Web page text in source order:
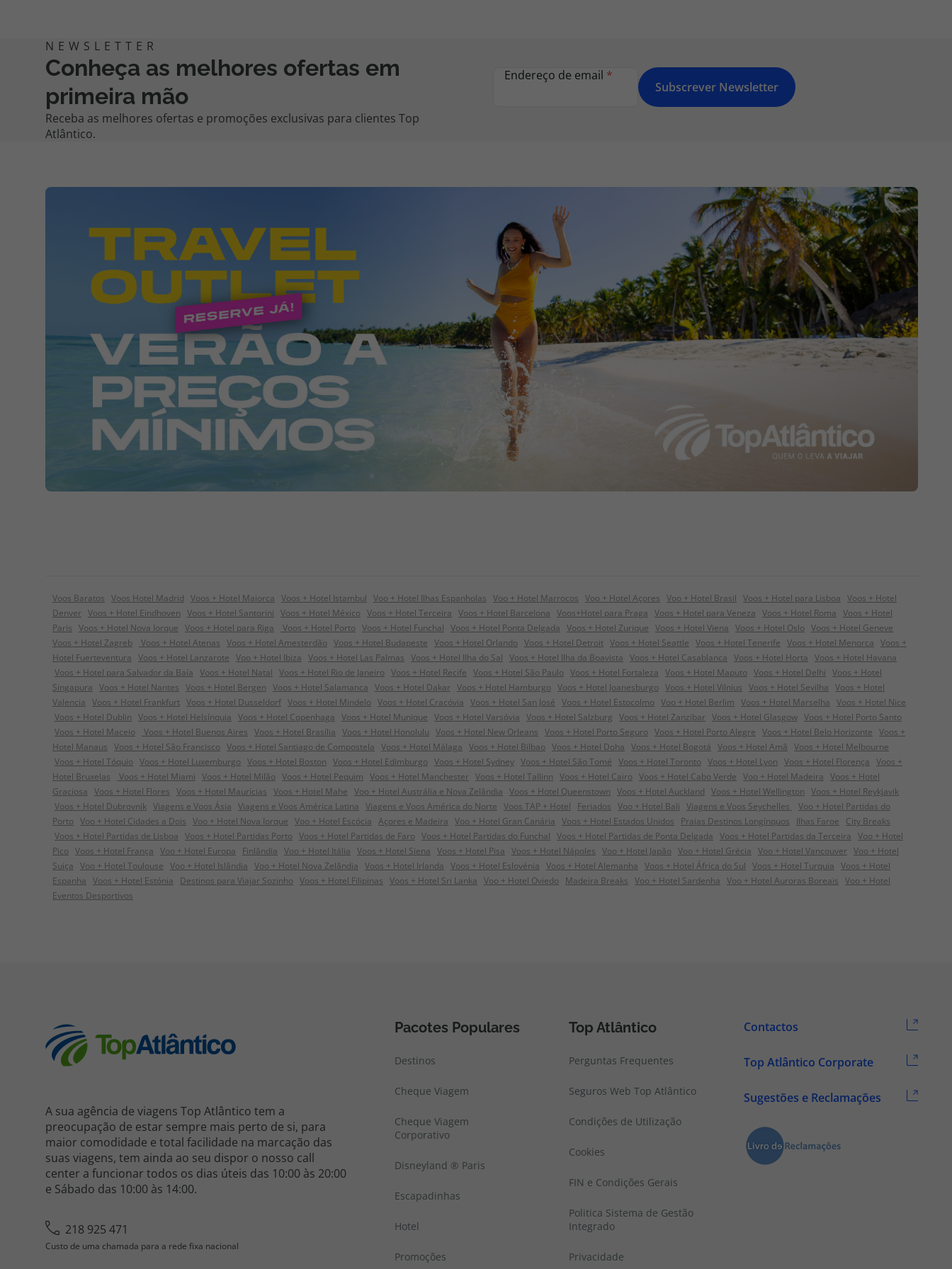
Conheça as melhores ofertas em
primeira mão
Receba as melhores ofertas e promoções exclusivas para clientes Top
Atlântico.
Endereço de email *
Subscrever Newsletter
Voos Baratos Voos Hotel Madrid Voos + Hotel Maiorca Voos + Hotel Istambul Voo + Hotel Ilhas Espanholas Voo + Hotel Marrocos Voo + Hotel Açores Voo + Hotel Brasil Voos + Hotel para Lisboa Voos + Hotel
Denver Voos + Hotel Eindhoven Voos + Hotel Santorini Voos + Hotel México Voos + Hotel Terceira Voos + Hotel Barcelona Voos+Hotel para Praga Voos + Hotel para Veneza Voos + Hotel Roma Voos + Hotel
Paris Voos + Hotel Nova Iorque Voos + Hotel para Riga Voos + Hotel Porto Voos + Hotel Funchal Voos + Hotel Ponta Delgada Voos + Hotel Zurique Voos + Hotel Viena Voos + Hotel Oslo Voos + Hotel Geneve
Voos + Hotel Zagreb
Voos + Hotel Atenas Voos + Hotel Amesterdão Voos + Hotel Budapeste Voos + Hotel Orlando Voos + Hotel Detroit Voos + Hotel Seattle Voos + Hotel Tenerife Voos + Hotel Menorca Voos +
Hotel Fuerteventura Voos + Hotel Lanzarote Voo + Hotel Ibiza Voos + Hotel Las Palmas Voos + Hotel Ilha do Sal Voos + Hotel Ilha da Boavista Voos + Hotel Casablanca Voos + Hotel Horta Voos + Hotel Havana
Voos + Hotel para Salvador da Baía Voos + Hotel Natal Voos + Hotel Rio de Janeiro Voos + Hotel Recife Voos + Hotel São Paulo Voos + Hotel Fortaleza Voos + Hotel Maputo Voos + Hotel Delhi Voos + Hotel
Singapura Voos + Hotel Nantes Voos + Hotel Bergen Voos + Hotel Salamanca Voos + Hotel Dakar Voos + Hotel Hamburgo Voos + Hotel Joanesburgo Voos + Hotel Vilnius Voos + Hotel Sevilha Voos + Hotel
Valencia Voos + Hotel Frankfurt Voos + Hotel Dusseldorf Voos + Hotel Mindelo Voos + Hotel Cracóvia Voos + Hotel San José Voos + Hotel Estocolmo Voo + Hotel Berlim Voos + Hotel Marselha Voos + Hotel Nice
Voos + Hotel Dublin Voos + Hotel Helsínquia Voos + Hotel Copenhaga Voos + Hotel Munique Voos + Hotel Varsóvia Voos + Hotel Salzburg Voos + Hotel Zanzibar Voos + Hotel Glasgow Voos + Hotel Porto Santo
Voos + Hotel Maceio
Voos + Hotel Buenos Aires Voos + Hotel Brasília Voos + Hotel Honolulu Voos + Hotel New Orleans Voos + Hotel Porto Seguro Voos + Hotel Porto Alegre Voos + Hotel Belo Horizonte Voos +
Hotel Manaus Voos + Hotel São Francisco Voos + Hotel Santiago de Compostela Voos + Hotel Málaga Voos + Hotel Bilbao Voos + Hotel Doha Voos + Hotel Bogotá Voos + Hotel Amã Voos + Hotel Melbourne
Voos + Hotel Tóquio Voos + Hotel Luxemburgo Voos + Hotel Boston Voos + Hotel Edimburgo Voos + Hotel Sydney Voos + Hotel São Tomé Voos + Hotel Toronto Voos + Hotel Lyon Voos + Hotel Florença Voos +
Hotel Bruxelas
Voos + Hotel Miami Voos + Hotel Milão Voos + Hotel Pequim Voos + Hotel Manchester Voos + Hotel Tallinn Voos + Hotel Cairo Voos + Hotel Cabo Verde Voo + Hotel Madeira Voos + Hotel
Graciosa Voos + Hotel Flores Voos + Hotel Maurícias Voos + Hotel Mahe Voo + Hotel Austrália e Nova Zelândia Voos + Hotel Queenstown Voos + Hotel Auckland Voos + Hotel Wellington Voos + Hotel Reykjavik
Voos + Hotel Dubrovnik Viagens e Voos Ásia Viagens e Voos América Latina Viagens e Voos América do Norte Voos TAP + Hotel Feriados Voo + Hotel Bali Viagens e Voos Seychelles
Voo + Hotel Partidas do
Porto Voo + Hotel Cidades a Dois Voo + Hotel Nova Iorque Voo + Hotel Escócia Açores e Madeira Voo + Hotel Gran Canária Voos + Hotel Estados Unidos Praias Destinos Longínquos Ilhas Faroe
City Breaks
Voos + Hotel Partidas de Lisboa Voos + Hotel Partidas Porto Voos + Hotel Partidas de Faro Voos + Hotel Partidas do Funchal Voos + Hotel Partidas de Ponta Delgada Voos + Hotel Partidas da Terceira Voo + Hotel
Pico Voos + Hotel França Voo + Hotel Europa Finlândia Voo + Hotel Itália Voos + Hotel Siena Voos + Hotel Pisa Voos + Hotel Nápoles Voo + Hotel Japão Voo + Hotel Grécia Voo + Hotel Vancouver Voo + Hotel
Suiça Voo + Hotel Toulouse Voo + Hotel Islândia Voo + Hotel Nova Zelândia Voos + Hotel Irlanda Voos + Hotel Eslovénia Voos + Hotel Alemanha Voos + Hotel África do Sul Voos + Hotel Turquia Voos + Hotel
Espanha Voos + Hotel Estónia Destinos para Viajar Sozinho Voos + Hotel Filipinas Voos + Hotel Sri Lanka Voo + Hotel Oviedo Madeira Breaks Voo + Hotel Sardenha Voo + Hotel Auroras Boreais Voo + Hotel
Eventos Desportivos
A sua agência de viagens Top Atlântico tem a
preocupação de estar sempre mais perto de si, para
maior comodidade e total facilidade na marcação das
suas viagens, tem ainda ao seu dispor o nosso call
center a funcionar todos os dias úteis das 10:00 às 20:00
e Sábado das 10:00 às 14:00.
218 925 471
Custo de uma chamada para a rede fixa nacional
Pacotes Populares
Destinos
Cheque Viagem
Cheque Viagem
Corporativo
Disneyland ® Paris
Escapadinhas
Hotel
Promoções
Top Atlântico
Perguntas Frequentes
Seguros Web Top Atlântico
Condições de Utilização
Cookies
FIN e Condições Gerais
Politica Sistema de Gestão
Integrado
Privacidade
Contactos
Top Atlântico Corporate
Sugestões e Reclamações